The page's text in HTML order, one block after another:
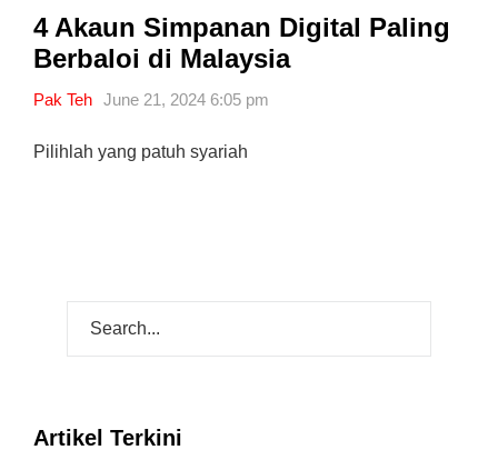
4 Akaun Simpanan Digital Paling
Berbaloi di Malaysia
Pak Teh June 21, 2024 6:05 pm
Pilihlah yang patuh syariah
Artikel Terkini